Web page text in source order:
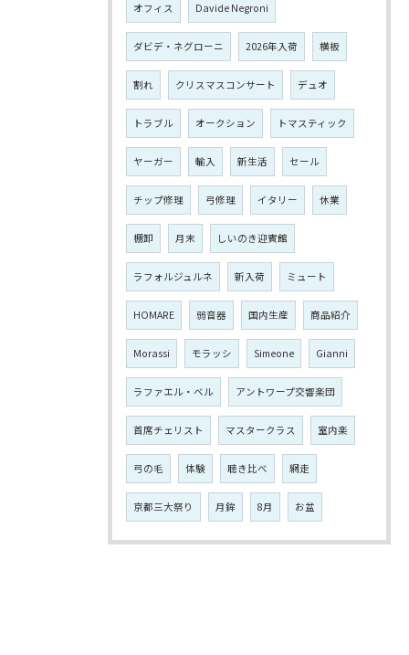
オフィス Davide Negroni
ダビデ・ネグローニ 2026年入荷 横板
割れ クリスマスコンサート デュオ
トラブル オークション トマスティック
ヤーガー 輸入 新生活 セール
チップ修理 弓修理 イタリー 休業
棚卸 月末 しいのき迎賓館
ラフォルジュルネ 新入荷 ミュート
HOMARE 弱音器 国内生産 商品紹介
Morassi モラッシ Simeone Gianni
ラファエル・ベル アントワープ交響楽団
首席チェリスト マスタークラス 室内楽
弓の毛 体験 聴き比べ 網走
京都三大祭り 月鉾 8月 お盆